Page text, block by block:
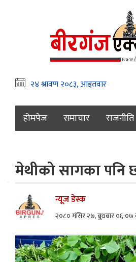
होमपेज समाचार राजनीति
मेथीको सागका पनि
न्यूज डेस्क
२०८० मंसिर २७, बुधबार